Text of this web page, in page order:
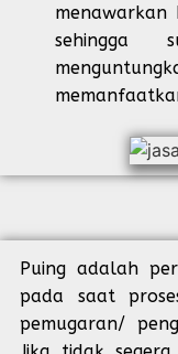
menawarkan
sehingga
Puing adalah
pada saat
pemugaran/